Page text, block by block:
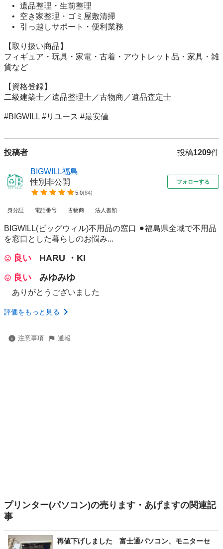
【取り扱い商品】
フィギュア・玩具・家電・古着・アウトレット品・家具・雑
貨など
【資格登録】
二級建築士／遺品整理士／古物商／遺品査定士
#BIGWILL #リユース #最安値
投稿者 投稿1209件
BIGWILL福島
性別非公開
5.0(84)
フォローする
身分証 電話番号 古物商 法人書類
BIGWILL(ビッグウィル)不用品の窓口 ⚫︎福島県全域で不用品
を窓口とした暮らしのお悩み...
良い
HARU ・KI
良い
みゆみゆ
ありがとうございました
評価をもっと見る
注意事項 通報
プリンター(パソコン)の売ります・あげますの関連記
事
再値下げしました 富士通パソコン、モニターセ